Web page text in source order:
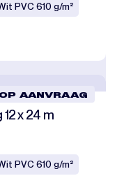
PVC 610 g/m²
OP AANVRAAG
x 24 m
PVC 610 g/m²